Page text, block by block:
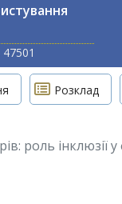
Розклад
роль інклюзії